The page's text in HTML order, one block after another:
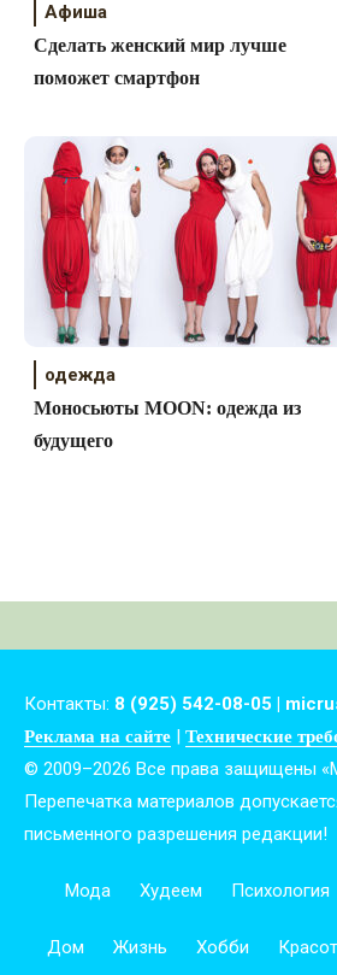
Афиша
Сделать женский мир лучше
поможет смартфон
одежда
Моносьюты MOON: одежда из
будущего
Контакты: 8 (925) 542-08-05 |
Реклама на сайте | Технические
© 2009–2026 Все права защищены
Перепечатка материалов
письменного разрешения редакции!
Мода Худеем Психология
Дом Жизнь Хобби